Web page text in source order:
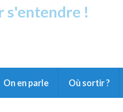
s'entendre !
On en parle Où sortir ?